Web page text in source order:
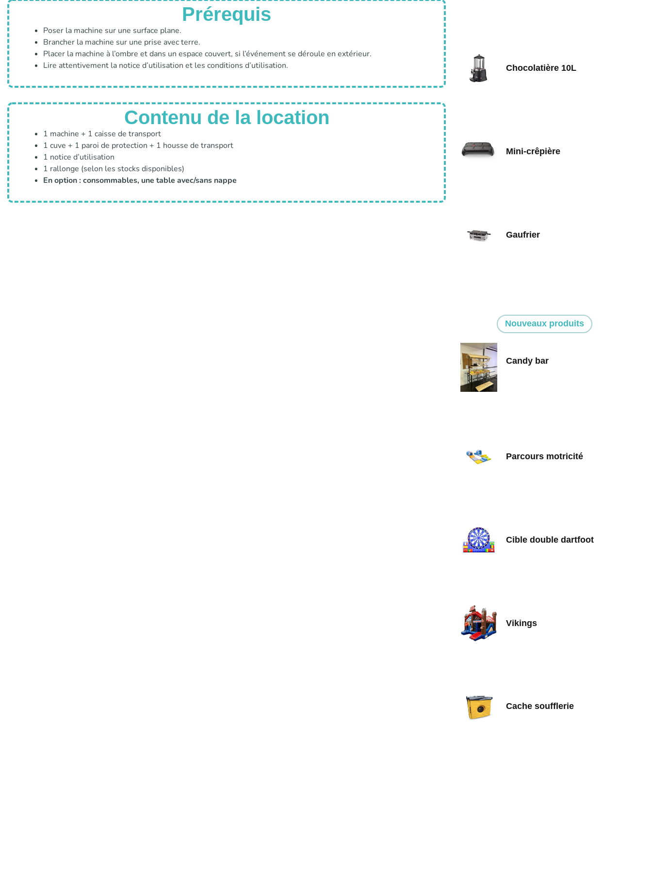
Prérequis
Poser la machine sur une surface plane.
Brancher la machine sur une prise avec terre.
Placer la machine à l’ombre et dans un espace couvert, si l’événement se déroule en extérieur.
Lire attentivement la notice d’utilisation et les conditions d’utilisation.
Contenu de la location
1 machine + 1 caisse de transport
1 cuve + 1 paroi de protection + 1 housse de transport
1 notice d’utilisation
1 rallonge (selon les stocks disponibles)
En option : consommables, une table avec/sans nappe
Chocolatière 10L
Mini-crêpière
Gaufrier
Nouveaux produits
Candy bar
Parcours motricité
Cible double dartfoot
Vikings
Cache soufflerie